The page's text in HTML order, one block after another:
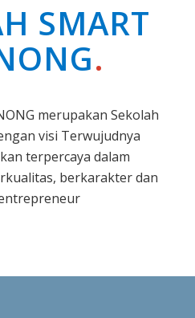
SMART
.
merupakan Sekolah
visi Terwujudnya
terpercaya dalam
berkarakter dan